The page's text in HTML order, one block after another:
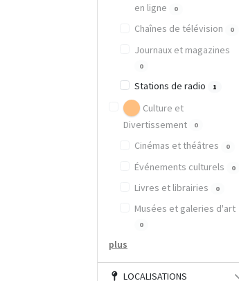
en ligne
0
Chaînes de télévision 0
Journaux et magazines
0
Stations de radio 1
Culture et
Divertissement
0
Cinémas et théâtres 0
Événements culturels 0
Livres et librairies 0
Musées et galeries d'art
0
plus
LOCALISATIONS